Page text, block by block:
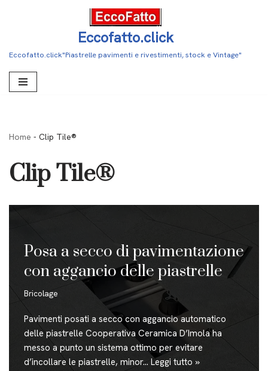
contenuto
Eccofatto.click
Eccofatto.click"Piastrelle pavimenti e rivestimenti, stock e Vintage"
Home - Clip Tile®
Clip Tile®
Posa a secco di pavimentazione
con aggancio delle piastrelle
Bricolage
Pavimenti posati a secco con aggancio automatico
delle piastrelle Cooperativa Ceramica D’Imola ha
messo a punto un sistema ottimo per evitare
d’incollare le piastrelle, minor… Leggi tutto »